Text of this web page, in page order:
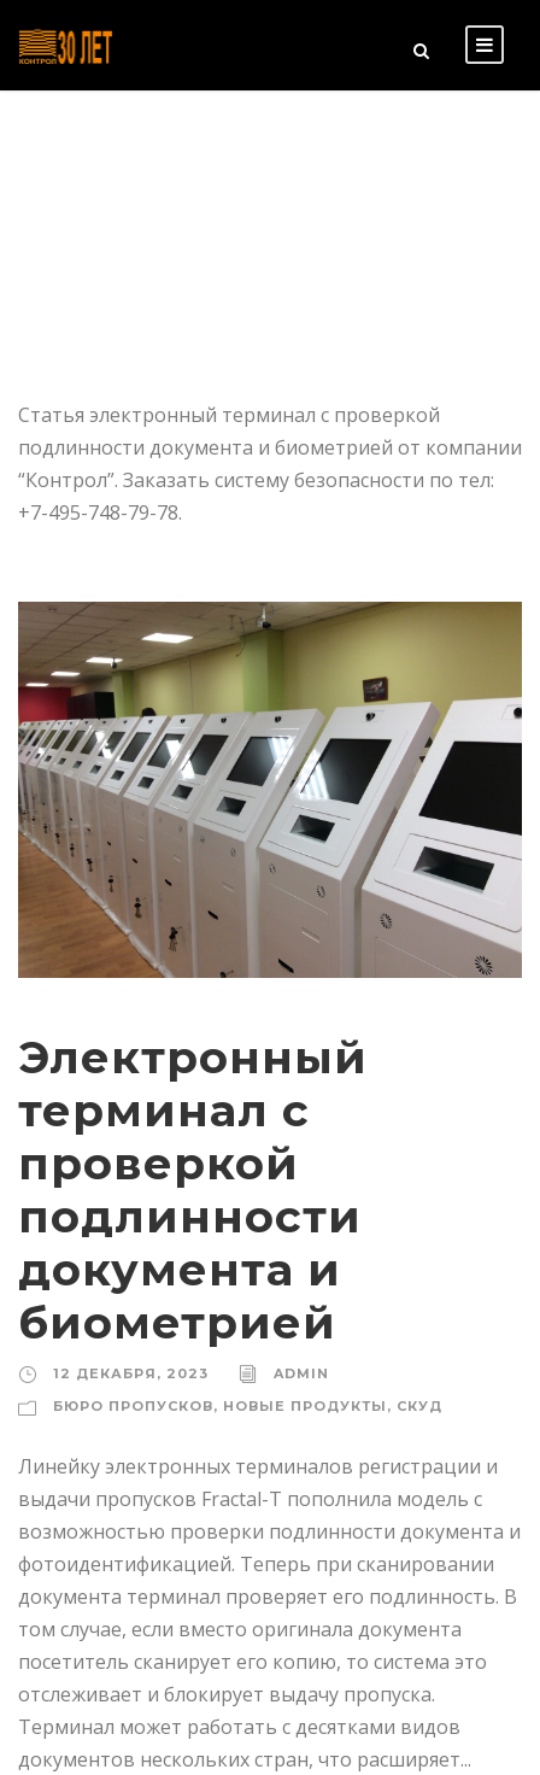
Статья электронный терминал с проверкой
подлинности документа и биометрией от компании
“Контрол”. Заказать систему безопасности по тел:
+7-495-748-79-78.
Электронный
терминал с
проверкой
подлинности
документа и
биометрией
12 ДЕКАБРЯ, 2023
ADMIN
БЮРО ПРОПУСКОВ, НОВЫЕ ПРОДУКТЫ , СКУД
Линейку электронных терминалов регистрации и
выдачи пропусков Fractal-T пополнила модель с
возможностью проверки подлинности документа и
фотоидентификацией. Теперь при сканировании
документа терминал проверяет его подлинность. В
том случае, если вместо оригинала документа
посетитель сканирует его копию, то система это
отслеживает и блокирует выдачу пропуска.
Терминал может работать с десятками видов
документов нескольких стран, что расширяет...